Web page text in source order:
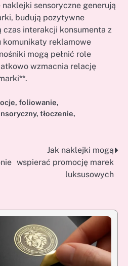
sensoryczne generują
budują pozytywne
czas interakcji konsumenta z
komunikaty reklamowe
mogą pełnić role
wzmacnia relację
, foliowanie,
, tłoczenie,
Jak naklejki mogą
wspierać promocję marek
luksusowych